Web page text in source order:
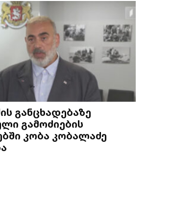
განცხადებაზე
გამოძიების
კობა კობალაძე